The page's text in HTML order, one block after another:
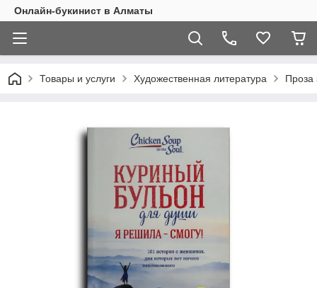
Онлайн-букинист в Алматы
Товары и услуги Художественная литература Проза